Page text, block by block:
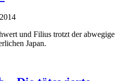
und Filius trotzt der abwegige
Japan.